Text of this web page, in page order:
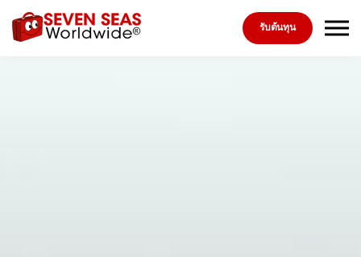
Skip to the content
รับต้นทุน